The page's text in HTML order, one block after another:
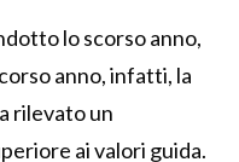
lo scorso anno,
anno, infatti, la
rilevato un
ai valori guida.